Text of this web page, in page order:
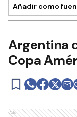
Añadir como
Argentina
Copa
Ads